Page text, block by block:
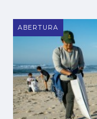
ABERTURA